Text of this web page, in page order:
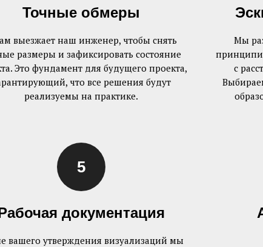
Точные обмеры
выезжает наш инженер, чтобы снять
размеры и зафиксировать состояние
Это фундамент для будущего проекта,
что все решения будут
реализуемы на практике.
Мы
с
документация
вашего утверждения визуализаций мы